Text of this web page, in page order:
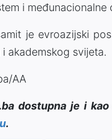
i međunacionalne
je evroazijski
akademskog svijeta.
AA
dostupna je i
.